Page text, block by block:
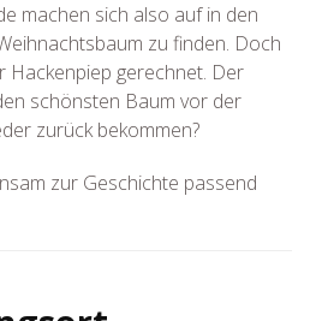
machen sich also auf in den
zu finden. Doch
Hackenpiep gerechnet. Der
schönsten Baum vor der
zurück bekommen?
zur Geschichte passend